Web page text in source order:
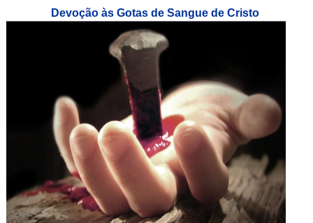
Devoção às Gotas de Sangue de Cristo